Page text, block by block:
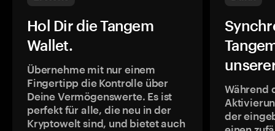
Hol Dir die Tangem
Wallet.
Übernehme mit nur einem
Fingertipp die Kontrolle über
Deine Vermögenswerte. Es ist
perfekt für alle, die neu in der
Kryptowelt sind, und bietet auch
Während
der